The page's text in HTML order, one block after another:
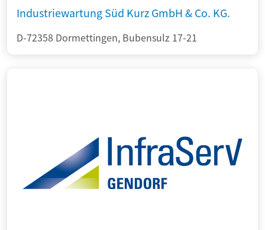
Industriewartung Süd Kurz GmbH & Co. KG.
D-72358 Dormettingen, Bubensulz 17-21